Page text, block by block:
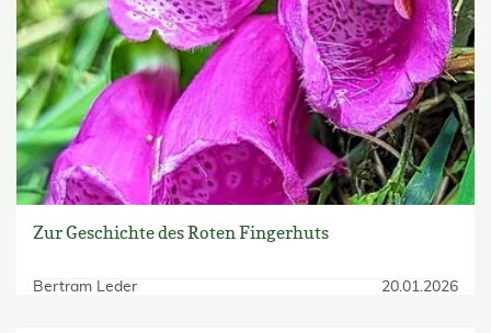
Zur Geschichte des Roten Fingerhuts
Bertram Leder 20.01.2026